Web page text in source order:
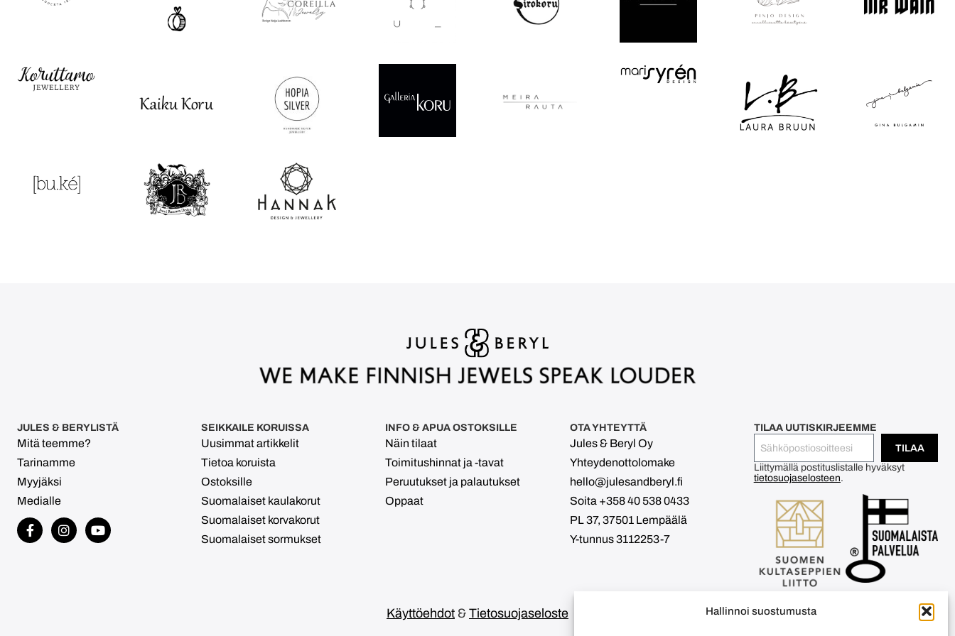
Hallinnoi suostumusta
JULES & BERYLISTÄ
Mitä teemme?
Tarinamme
Myyjäksi
Medialle
SEIKKAILE KORUISSA
Uusimmat artikkelit
Tietoa koruista
Ostoksille
Suomalaiset kaulakorut
Suomalaiset korvakorut
Suomalaiset sormukset
INFO & APUA OSTOKSILLE
Näin tilaat
Toimitushinnat ja -tavat
Peruutukset ja palautukset
Oppaat
OTA YHTEYTTÄ
Jules & Beryl Oy
Yhteydenottolomake
hello@julesandberyl.fi
Soita +358 40 538 0433
PL 37, 37501 Lempäälä
Y-tunnus 3112253-7
TILAA UUTISKIRJEEMME
TILAA
Liittymällä postituslistalle hyväksyt
tietosuojaselosteen.
Käyttöehdot & Tietosuojaseloste